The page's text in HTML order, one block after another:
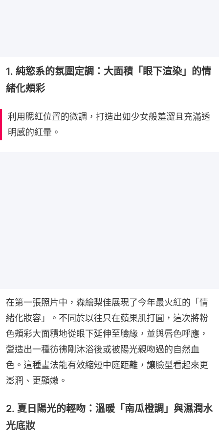
1. 純慾系的氛圍定調：大面積「眼下渲染」的情
緒化頰彩
利用腮紅位置的微調，打造出如少女般羞澀且充滿透
明感的紅暈。
在第一張照片中，森繪梨佳展現了今年最火紅的「情
緒化妝容」。不同於以往只在蘋果肌打圓，這次將粉
色頰彩大面積地從眼下延伸至臉緣，並與唇色呼應，
營造出一種彷彿剛沐浴後或被陽光親吻過的自然血
色。這種畫法能有效縮短中庭距離，讓臉型看起來更
澎潤、更顯嫩。
2. 夏日陽光的輕吻：溫暖「南瓜橙調」與濕潤水
光底妝